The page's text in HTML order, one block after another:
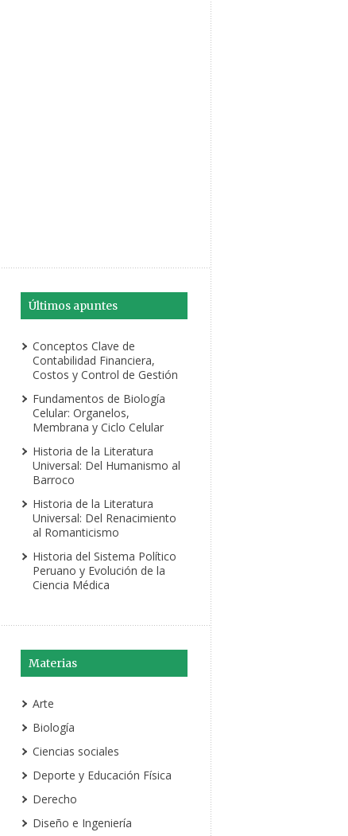
Últimos apuntes
Conceptos Clave de
Contabilidad Financiera,
Costos y Control de Gestión
Fundamentos de Biología
Celular: Organelos,
Membrana y Ciclo Celular
Historia de la Literatura
Universal: Del Humanismo al
Barroco
Historia de la Literatura
Universal: Del Renacimiento
al Romanticismo
Historia del Sistema Político
Peruano y Evolución de la
Ciencia Médica
Materias
Arte
Biología
Ciencias sociales
Deporte y Educación Física
Derecho
Diseño e Ingeniería